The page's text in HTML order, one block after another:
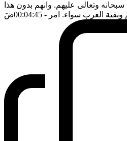
سبحانه وتعالى عليهم. وانهم بدون هذا
وبقية العرب سواء. امر - 00:04:45 ضَ